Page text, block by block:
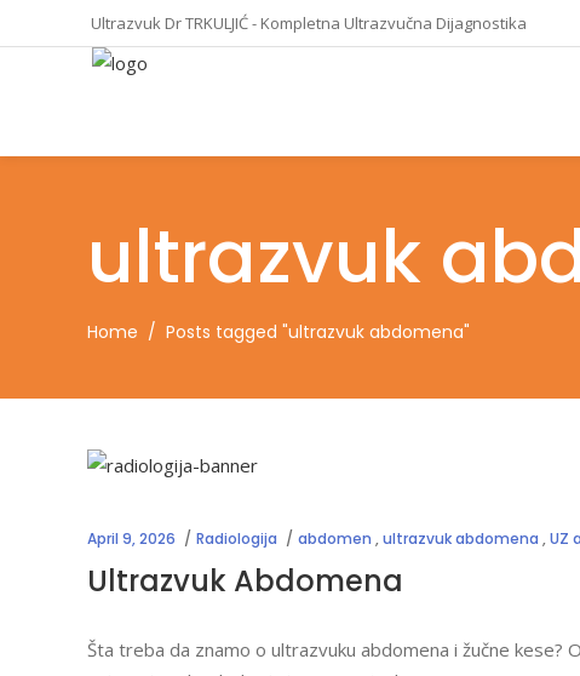
Ultrazvuk Dr TRKULJIĆ - Kompletna Ultrazvučna Dijagnostika
ultrazvuk
Home / Posts tagged "ultrazvuk abdomena"
April 9, 2026 Radiologija abdomen ,ultrazvuk abdomena ,UZ
Ultrazvuk Abdomena
Šta treba da znamo o ultrazvuku abdomena i žučne